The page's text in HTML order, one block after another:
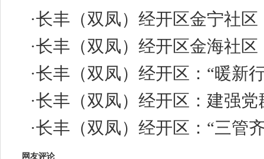
·长丰（双凤）经开区金宁社
·长丰（双凤）经开区金海社
·长丰（双凤）经开区：“暖新
·长丰（双凤）经开区：建强
·长丰（双凤）经开区：“三管
网友评论